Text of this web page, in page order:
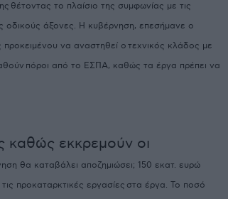
θέτοντας το πλαίσιο της συμφωνίας με τις
οδικούς άξονες. Η κυβέρνηση, επεσήμανε ο
προκειμένου να αναστηθεί ο τεχνικός κλάδος με
πόροι από το ΕΣΠΑ, καθώς τα έργα πρέπει να
καθώς εκκρεμούν οι
θα καταβάλει αποζημιώσει; 150 εκατ. ευρώ
προκαταρκτικές εργασίες στα έργα. Το ποσό